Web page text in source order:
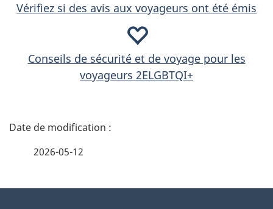
Vérifiez si des avis aux voyageurs ont été émis
Conseils de sécurité et de voyage pour les
voyageurs 2ELGBTQI+
D
2026-05-12